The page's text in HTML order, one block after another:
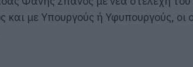
και με Υπουργούς ή Υφυπουργούς, οι